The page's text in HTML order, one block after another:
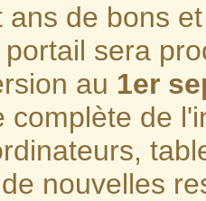
ans de bons
sera
au 1er
complète de
nouvelles